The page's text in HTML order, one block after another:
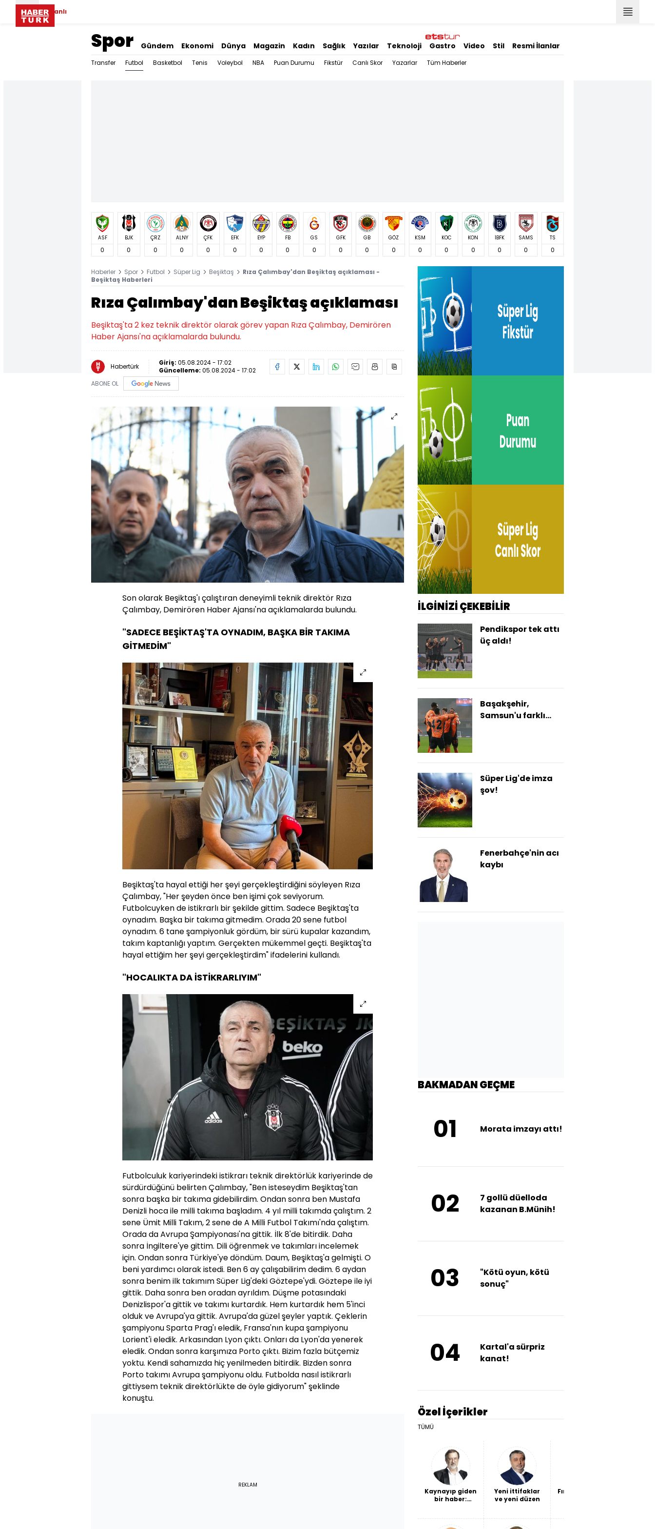
Canlı
Spor Gündem Ekonomi Dünya Magazin Kadın Sağlık Yazılar Teknoloji Gastro Video Stil Resmi İlanlar
Transfer Futbol Basketbol Tenis Voleybol NBA Puan Durumu Fikstür Canlı Skor Yazarlar Tüm Haberler
ASF
0
BJK
0
ÇRZ
0
ALNY
0
ÇFK
0
EFK
0
EYP
0
FB
0
GS
0
GFK
0
GB
0
GÖZ
0
KSM
0
KOC
0
KON
0
İBFK
0
SAMS
0
TS
0
Haberler Spor Futbol Süper Lig Beşiktaş
Rıza Çalımbay'dan Beşiktaş açıklaması -
Beşiktaş Haberleri
Rıza Çalımbay'dan Beşiktaş açıklaması
Beşiktaş'ta 2 kez teknik direktör olarak görev yapan Rıza Çalımbay, Demirören
Haber Ajansı'na açıklamalarda bulundu.
Habertürk Giriş: 05.08.2024 - 17:02
Güncelleme: 05.08.2024 - 17:02
ABONE OL
Son olarak Beşiktaş'ı çalıştıran deneyimli teknik direktör Rıza
Çalımbay, Demirören Haber Ajansı'na açıklamalarda bulundu.
"SADECE BEŞİKTAŞ'TA OYNADIM, BAŞKA BİR TAKIMA
GİTMEDİM"
Beşiktaş'ta hayal ettiği her şeyi gerçekleştirdiğini söyleyen Rıza
Çalımbay, "Her şeyden önce ben işimi çok seviyorum.
Futbolcuyken de istikrarlı bir şekilde gittim. Sadece Beşiktaş'ta
oynadım. Başka bir takıma gitmedim. Orada 20 sene futbol
oynadım. 6 tane şampiyonluk gördüm, bir sürü kupalar kazandım,
takım kaptanlığı yaptım. Gerçekten mükemmel geçti. Beşiktaş'ta
hayal ettiğim her şeyi gerçekleştirdim" ifadelerini kullandı.
"HOCALIKTA DA İSTİKRARLIYIM"
Futbolculuk kariyerindeki istikrarı teknik direktörlük kariyerinde de
sürdürdüğünü belirten Çalımbay, "Ben isteseydim Beşiktaş'tan
sonra başka bir takıma gidebilirdim. Ondan sonra ben Mustafa
Denizli hoca ile milli takıma başladım. 4 yıl milli takımda çalıştım. 2
sene Ümit Milli Takım, 2 sene de A Milli Futbol Takımı'nda çalıştım.
Orada da Avrupa Şampiyonası'na gittik. İlk 8'de bitirdik. Daha
sonra İngiltere'ye gittim. Dili öğrenmek ve takımları incelemek
için. Ondan sonra Türkiye'ye döndüm. Daum, Beşiktaş'a gelmişti. O
beni yardımcı olarak istedi. Ben 6 ay çalışabilirim dedim. 6 aydan
sonra benim ilk takımım Süper Lig'deki Göztepe'ydi. Göztepe ile iyi
gittik. Daha sonra ben oradan ayrıldım. Düşme potasındaki
Denizlispor'a gittik ve takımı kurtardık. Hem kurtardık hem 5'inci
olduk ve Avrupa'ya gittik. Avrupa'da güzel şeyler yaptık. Çeklerin
şampiyonu Sparta Prag'ı eledik, Fransa'nın kupa şampiyonu
Lorient'i eledik. Arkasından Lyon çıktı. Onları da Lyon'da yenerek
eledik. Ondan sonra karşımıza Porto çıktı. Bizim fazla bütçemiz
yoktu. Kendi sahamızda hiç yenilmeden bitirdik. Bizden sonra
Porto takımı Avrupa şampiyonu oldu. Futbolda nasıl istikrarlı
gittiysem teknik direktörlükte de öyle gidiyorum" şeklinde
konuştu.
REKLAM
Özel İçerikler
TÜMÜ
Kaynayıp giden
bir haber:
Yeni ittifaklar
ve yeni düzen
Fındığın sorunu
İLGİNİZİ ÇEKEBİLİR
Pendikspor tek attı
üç aldı!
Başakşehir,
Samsun'u farklı
Süper Lig'de imza
şov!
Fenerbahçe'nin acı
kaybı
BAKMADAN GEÇME
01 Morata imzayı attı!
02
7 gollü düelloda
kazanan B.Münih!
03
"Kötü oyun, kötü
sonuç"
04
Kartal'a sürpriz
kanat!